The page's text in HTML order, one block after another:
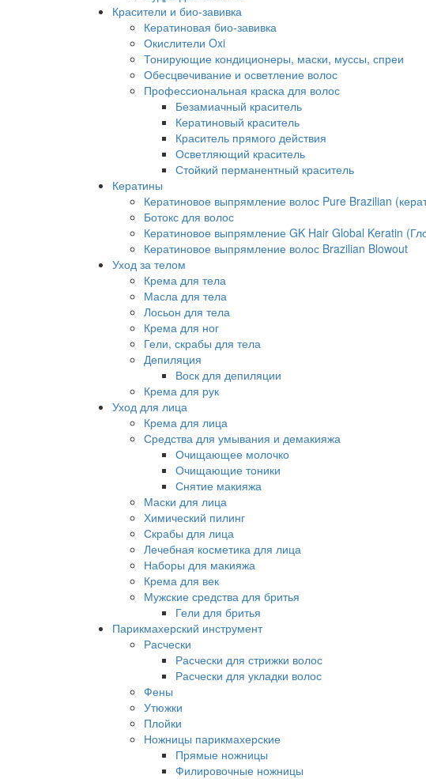
Красители и био-завивка
Кератиновая био-завивка
Окислители Oxi
Тонирующие кондиционеры, маски, муссы, спреи
Обесцвечивание и осветление волос
Профессиональная краска для волос
Безамиачный краситель
Кератиновый краситель
Краситель прямого действия
Осветляющий краситель
Стойкий перманентный краситель
Кератины
Кератиновое выпрямление волос Pure Brazilian
Ботокс для волос
Кератиновое выпрямление GK Hair Global Keratin
Кератиновое выпрямление волос Brazilian Blowout
Уход за телом
Крема для тела
Масла для тела
Лосьон для тела
Крема для ног
Гели, скрабы для тела
Депиляция
Воск для депиляции
Крема для рук
Уход для лица
Крема для лица
Средства для умывания и демакияжа
Очищающее молочко
Очищающие тоники
Снятие макияжа
Маски для лица
Химический пилинг
Скрабы для лица
Лечебная косметика для лица
Наборы для макияжа
Крема для век
Мужские средства для бритья
Гели для бритья
Парикмахерский инструмент
Расчески
Расчески для стрижки волос
Расчески для укладки волос
Фены
Утюжки
Плойки
Ножницы парикмахерские
Прямые ножницы
Филировочные ножницы